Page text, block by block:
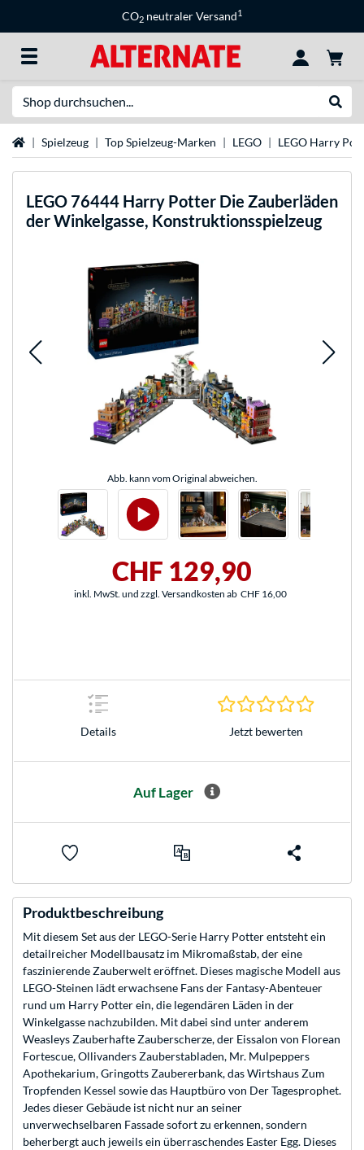
CO2 neutraler Versand1
StartseiteSpielzeug Top Spielzeug-Marken LEGO LEGO Harry
LEGO 76444 Harry Potter Die Zauberläden
der Winkelgasse, Konstruktionsspielzeug
Abb. kann vom Original abweichen.
CHF 129,90
inkl. MwSt. und zzgl. Versandkosten ab CHF 16,00
Details Jetzt bewerten
Auf Lager
Produktbeschreibung
Mit diesem Set aus der LEGO-Serie Harry Potter entsteht ein
detailreicher Modellbausatz im Mikromaßstab, der eine
faszinierende Zauberwelt eröffnet. Dieses magische Modell aus
LEGO-Steinen lädt erwachsene Fans der Fantasy-Abenteuer
rund um Harry Potter ein, die legendären Läden in der
Winkelgasse nachzubilden. Mit dabei sind unter anderem
Weasleys Zauberhafte Zauberscherze, der Eissalon von Florean
Fortescue, Ollivanders Zauberstabladen, Mr. Mulpeppers
Apothekarium, Gringotts Zaubererbank, das Wirtshaus Zum
Tropfenden Kessel sowie das Hauptbüro von Der Tagesprophet.
Jedes dieser Gebäude ist nicht nur an seiner
unverwechselbaren Fassade sofort zu erkennen, sondern
beherbergt auch jeweils ein überraschendes Easter Egg. Dieses